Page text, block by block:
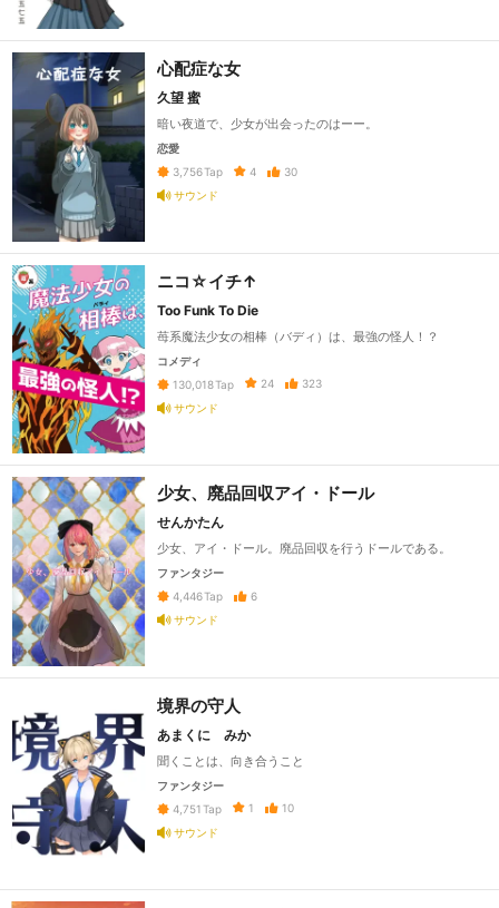
心配症な女
久望 蜜
暗い夜道で、少女が出会ったのはーー。
恋愛
3,756Tap 4
30
サウンド
ニコ☆イチ↑
Too Funk To Die
苺系魔法少女の相棒（バディ）は、最強の怪人！？
コメディ
130,018Tap 24
323
サウンド
少女、廃品回収アイ・ドール
せんかたん
少女、アイ・ドール。廃品回収を行うドールである。
ファンタジー
4,446Tap
6
サウンド
境界の守人
あまくに みか
聞くことは、向き合うこと
ファンタジー
4,751 Tap 1
10
サウンド